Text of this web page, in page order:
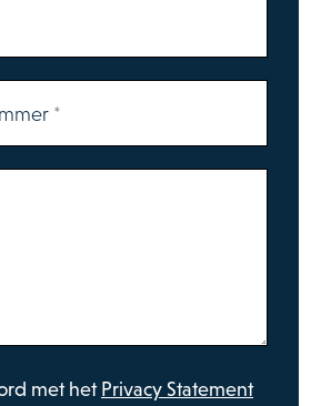
met hetPrivacy Statement